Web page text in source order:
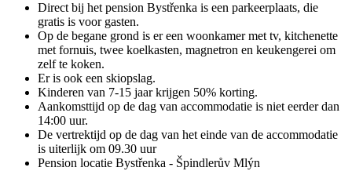
Direct bij het pension Bystřenka is een parkeerplaats, die
gratis is voor gasten.
Op de begane grond is er een woonkamer met tv, kitchenette
met fornuis, twee koelkasten, magnetron en keukengerei om
zelf te koken.
Er is ook een skiopslag.
Kinderen van 7-15 jaar krijgen 50% korting.
Aankomsttijd op de dag van accommodatie is niet eerder dan
14:00 uur.
De vertrektijd op de dag van het einde van de accommodatie
is uiterlijk om 09.30 uur
Pension locatie Bystřenka - Špindlerův Mlýn